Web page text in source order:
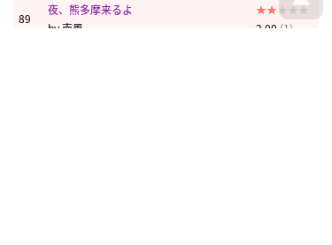
89
夜、熊多摩来るよ
by南風 2.00 (1)